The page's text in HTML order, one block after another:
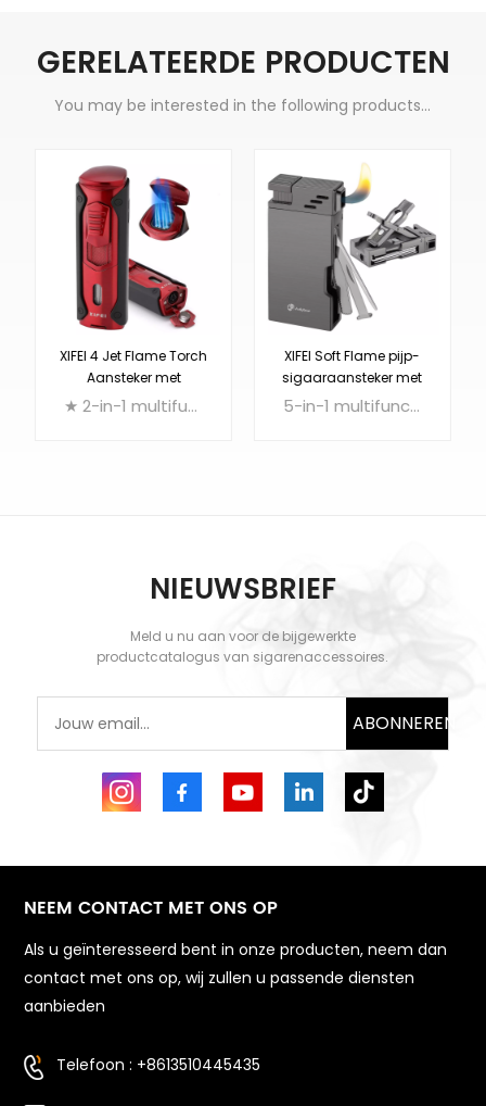
GERELATEERDE PRODUCTEN
You may be interested in the following products...
XIFEI 4 Jet Flame Torch
Aansteker met
sigarenpunch ★ 2-in-1 multifunctionele sigarenaansteker: quad-aansteker + punch-snijder
KOM MEER TE
WETEN
XIFEI Soft Flame pijp-
sigaaraansteker met
pijpgereedschap5-in-1 multifunctionele pijpsigaaraansteker: zachte vlamaansteker + pijpstandaard + pijpnaald + pijpsabotage + pijpschraper
KOM MEER TE
WETEN
NIEUWSBRIEF
Meld u nu aan voor de bijgewerkte
productcatalogus van sigarenaccessoires.
ABONNEREN
NEEM CONTACT MET ONS OP
Als u geïnteresseerd bent in onze producten, neem dan
contact met ons op, wij zullen u passende diensten
aanbieden
Telefoon : +8613510445435